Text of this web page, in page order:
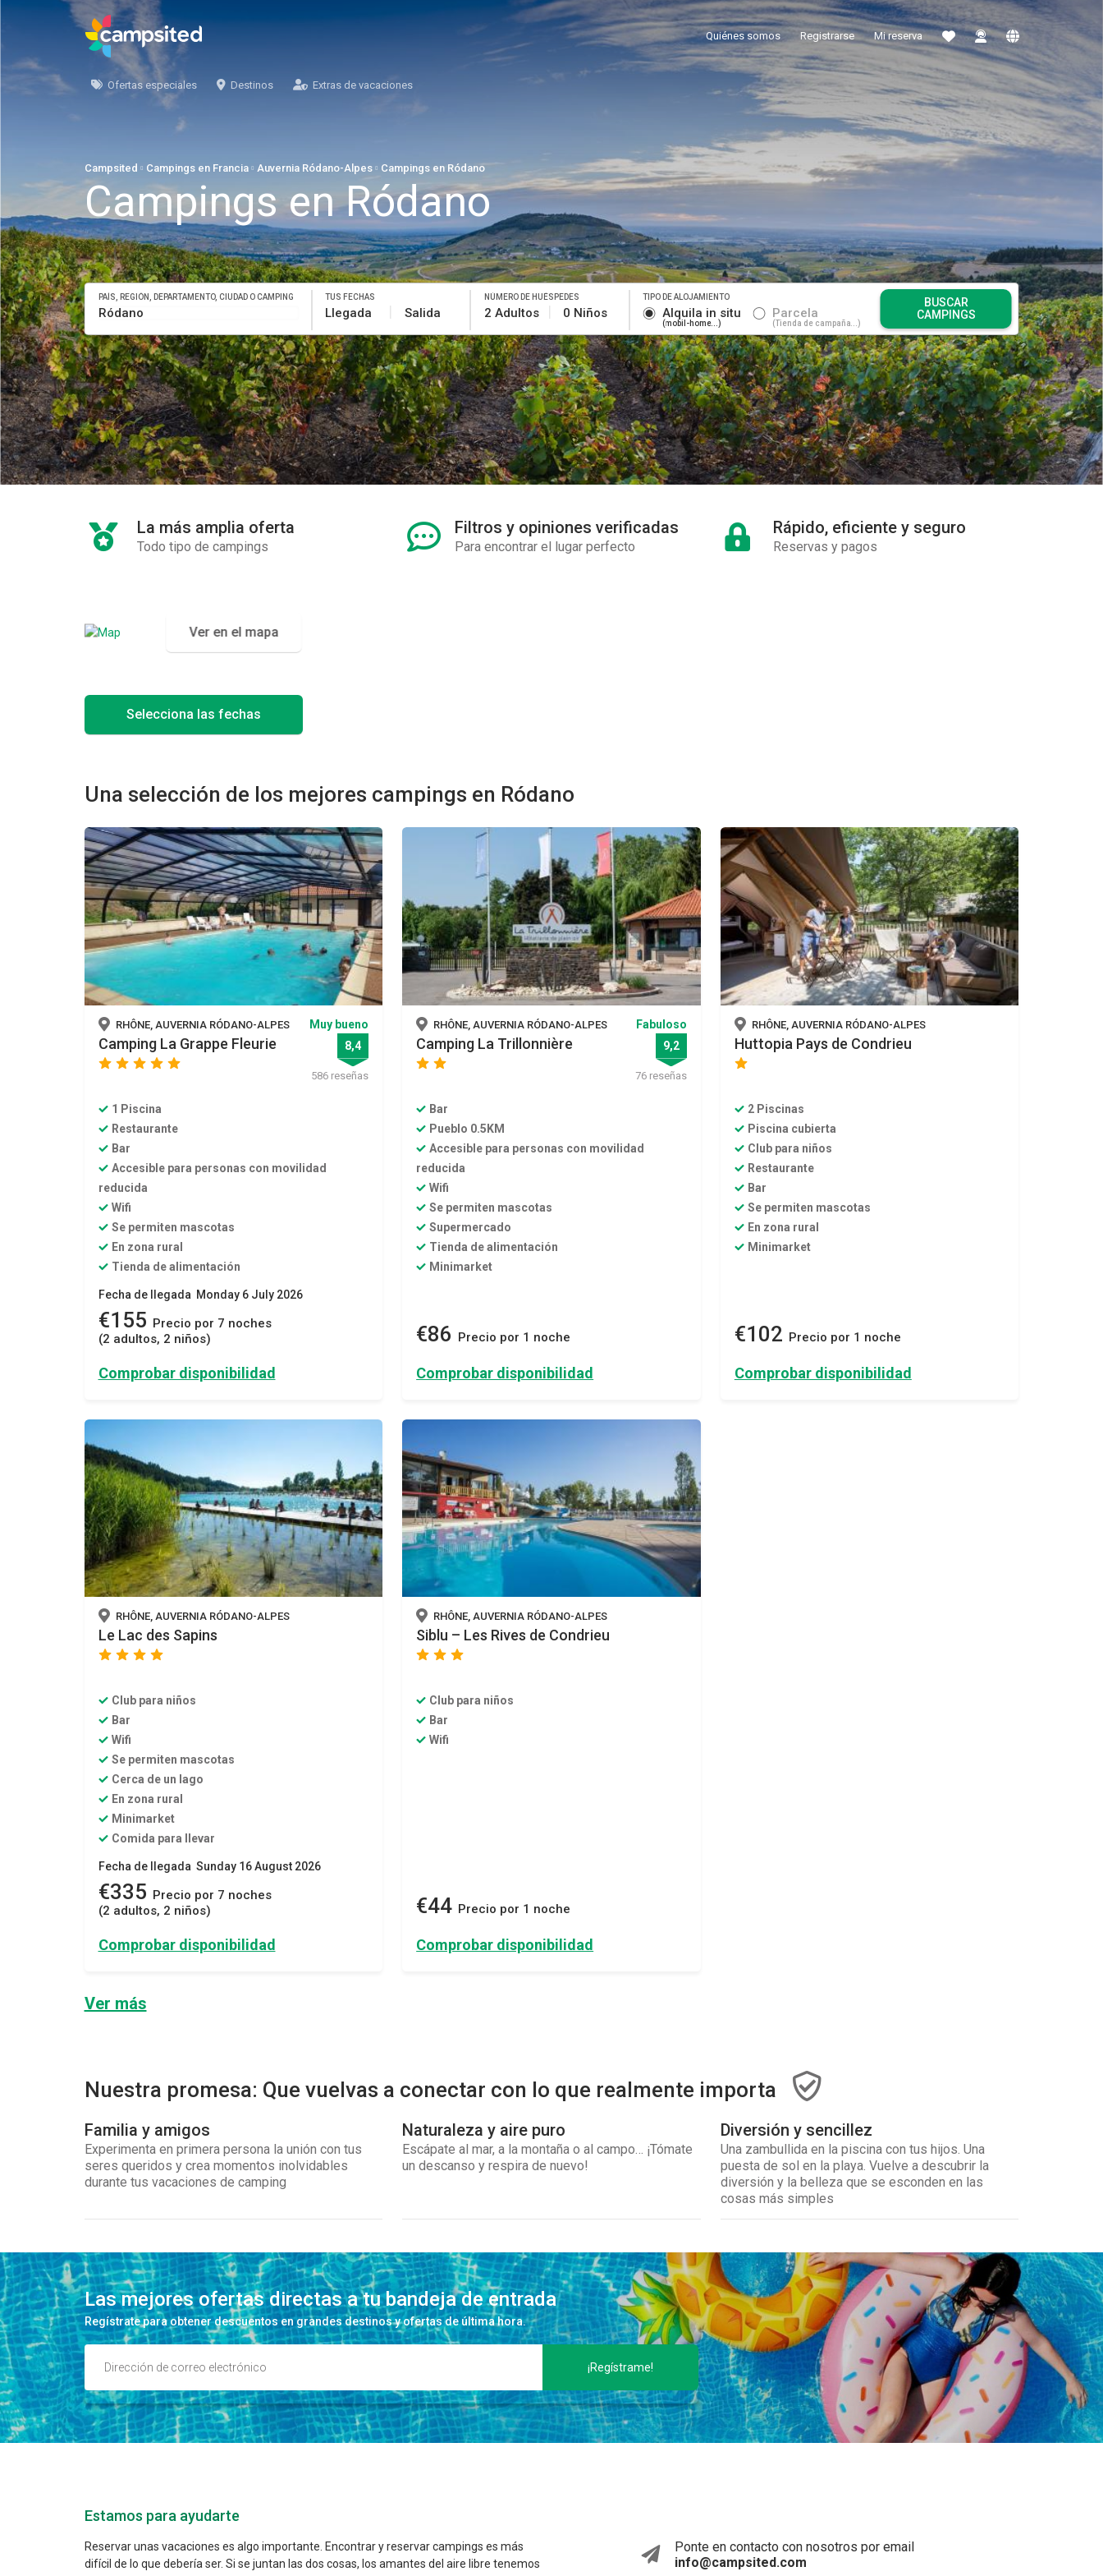
Quiénes somos Registrarse Mi reserva
Ofertas especiales Destinos Extras de vacaciones
Campsited Campings en Francia Auvernia Ródano-Alpes Campings en Ródano
Campings en Ródano
PAÍS, REGIÓN, DEPARTAMENTO, CIUDAD O CAMPING TUS FECHAS
Llegada Salida
NÚMERO DE HUÉSPEDES
2 Adultos 0 Niños
TIPO DE ALOJAMIENTO
Alquila in situ
mobil-home...
Parcela
Tienda de campaña...
BUSCAR
CAMPINGS
La más amplia oferta
Todo tipo de campings
Filtros y opiniones verificadas
Para encontrar el lugar perfecto
Rápido, eficiente y seguro
Reservas y pagos
Ver en el mapa
Selecciona las fechas
Una selección de los mejores campings en Ródano
RHÔNE, AUVERNIA RÓDANO-ALPES
Camping La Grappe Fleurie
starstarstarstarstar
Muy bueno
8,4
586 reseñas
1 Piscina
Restaurante
Bar
Accesible para personas con movilidad
reducida
Wifi
Se permiten mascotas
En zona rural
Tienda de alimentación
Fecha de llegada Monday 6 July 2026
€155 Precio por 7 noches
(2 adultos, 2 niños)
Comprobar disponibilidad
RHÔNE, AUVERNIA RÓDANO-ALPES
Camping La Trillonnière
star
Fabuloso
9,2
76 reseñas
Bar
Pueblo 0.5KM
Accesible para personas con movilidad
reducida
Wifi
Se permiten mascotas
Supermercado
Tienda de alimentación
Minimarket
€86 Precio por 1 noche
Comprobar disponibilidad
RHÔNE, AUVERNIA RÓDANO-ALPES
Huttopia Pays de Condrieu
star
2 Piscinas
Piscina cubierta
Club para niños
Restaurante
Bar
Se permiten mascotas
En zona rural
Minimarket
€102 Precio por 1 noche
Comprobar disponibilidad
RHÔNE, AUVERNIA RÓDANO-ALPES
Le Lac des Sapins
starstarstarstar
Club para niños
Bar
Wifi
Se permiten mascotas
Cerca de un lago
En zona rural
Minimarket
Comida para llevar
Fecha de llegada Sunday 16 August 2026
€335 Precio por 7 noches
(2 adultos, 2 niños)
Comprobar disponibilidad
RHÔNE, AUVERNIA RÓDANO-ALPES
Siblu – Les Rives de Condrieu
starstar
Club para niños
Bar
Wifi
€44 Precio por 1 noche
Comprobar disponibilidad
Ver más
Nuestra promesa: Que vuelvas a conectar con lo que realmente importa
Familia y amigos
Experimenta en primera persona la unión con tus
seres queridos y crea momentos inolvidables
durante tus vacaciones de camping
Naturaleza y aire puro
Escápate al mar, a la montaña o al campo… ¡Tómate
un descanso y respira de nuevo!
Diversión y sencillez
Una zambullida en la piscina con tus hijos. Una
puesta de sol en la playa. Vuelve a descubrir la
diversión y la belleza que se esconden en las
cosas más simples
Las mejores ofertas directas a tu bandeja de entrada
Regístrate para obtener descuentos en grandes destinos y ofertas de última hora.
¡Regístrame!
Estamos para ayudarte
Reservar unas vacaciones es algo importante. Encontrar y reservar campings es más
difícil de lo que debería ser. Si se juntan las dos cosas, los amantes del aire libre tenemos
Ponte en contacto con nosotros por email
info@campsited.com